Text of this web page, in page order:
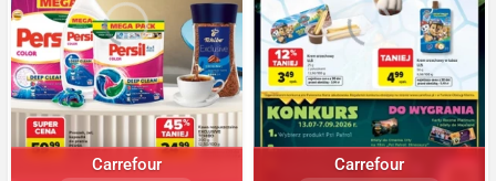
Carrefour Carrefour